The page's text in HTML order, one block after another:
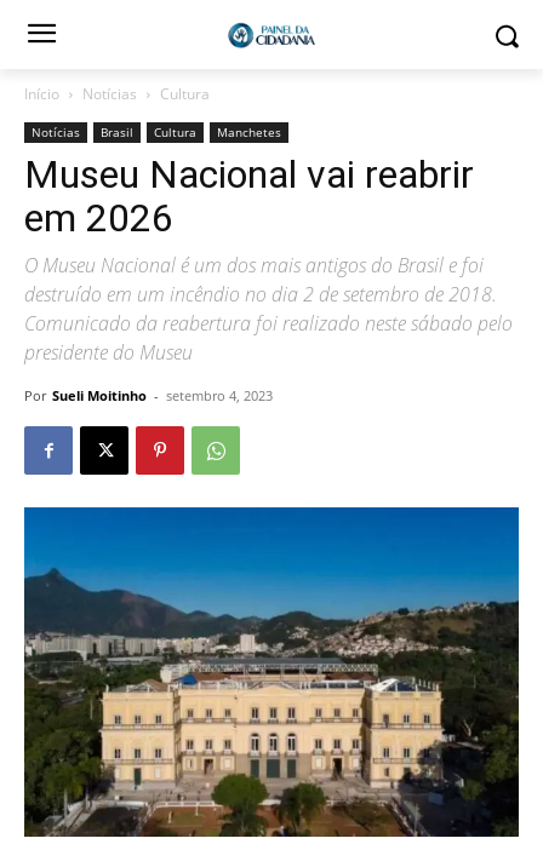
Início Notícias Cultura
Notícias Brasil Cultura Manchetes
Museu Nacional vai reabrir
em 2026
O Museu Nacional é um dos mais antigos do Brasil e foi
destruído em um incêndio no dia 2 de setembro de 2018.
Comunicado da reabertura foi realizado neste sábado pelo
presidente do Museu
Por Sueli Moitinho - setembro 4, 2023